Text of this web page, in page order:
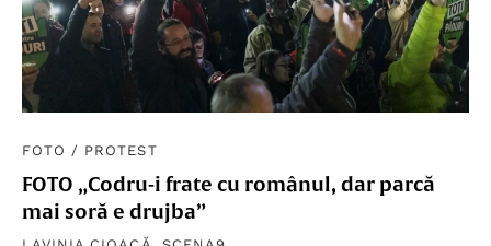
FOTO / PROTEST
FOTO „Codru-i frate cu românul, dar parcă
mai soră e drujba”